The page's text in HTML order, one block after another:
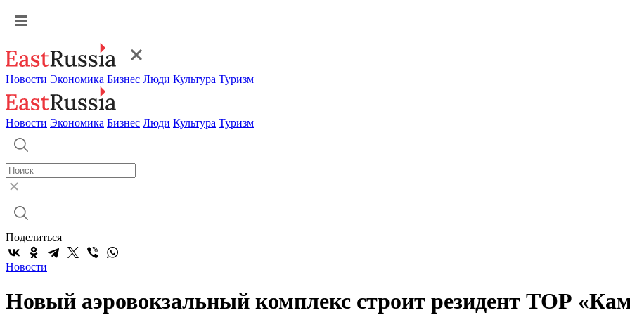
Новости Экономика Бизнес Люди Культура Туризм
Новости Экономика Бизнес Люди Культура Туризм
Поделиться
Новости
Новый аэровокзальный комплекс строит резидент ТОР